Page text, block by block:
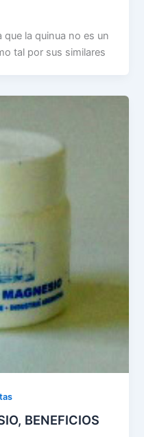
que la quinua no es un
tal por sus similares
BENEFICIOS